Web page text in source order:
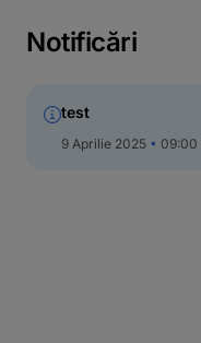
Notificări
test
9 Aprilie 2025 09:00